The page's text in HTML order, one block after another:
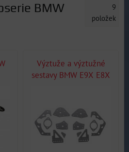
BMW
9
položek
Výztuže a výztužné
sestavy BMW E9X E8X